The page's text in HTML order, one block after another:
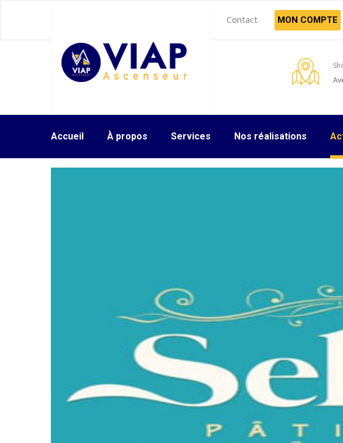
Contact MON COMPTE
Accueil À propos Services Nos réalisations